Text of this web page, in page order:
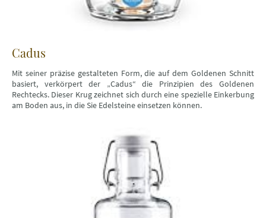
Cadus
Mit seiner präzise gestalteten Form, die auf dem Goldenen Schnitt
basiert, verkörpert der „Cadus“ die Prinzipien des Goldenen
Rechtecks. Dieser Krug zeichnet sich durch eine spezielle Einkerbung
am Boden aus, in die Sie Edelsteine einsetzen können.